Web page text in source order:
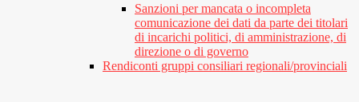
Sanzioni per mancata o incompleta
comunicazione dei dati da parte dei titolari
di incarichi politici, di amministrazione, di
direzione o di governo
Rendiconti gruppi consiliari regionali/provinciali